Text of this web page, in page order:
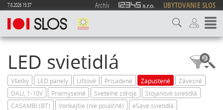
7.8.2026 15:37 Archív UBYTOVANIE SLOS
LED svietidlá
Všetky LED panely Lištové Prisadené Zapustené
Závesné
DALI, 1-10V
Priemyselné Svetelné zdroje
Stojanové svietidlá
CASAMBI (BT)
Vonkajšie (nie pouličné)
eSave svietidlá